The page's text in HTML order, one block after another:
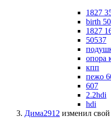
1827
birth
1827
50537
опора
кпп
пежо
607
2.2hdi
hdi
Дима2912 изменил свой